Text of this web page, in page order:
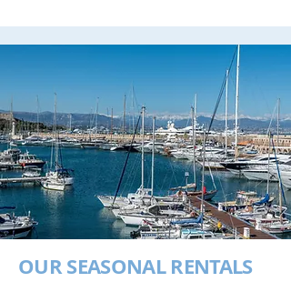
OUR SEASONAL RENTALS